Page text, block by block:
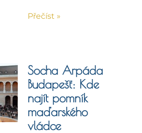
Přečíst »
Socha Arpáda
Budapešť: Kde
najít pomník
maďarského
vládce